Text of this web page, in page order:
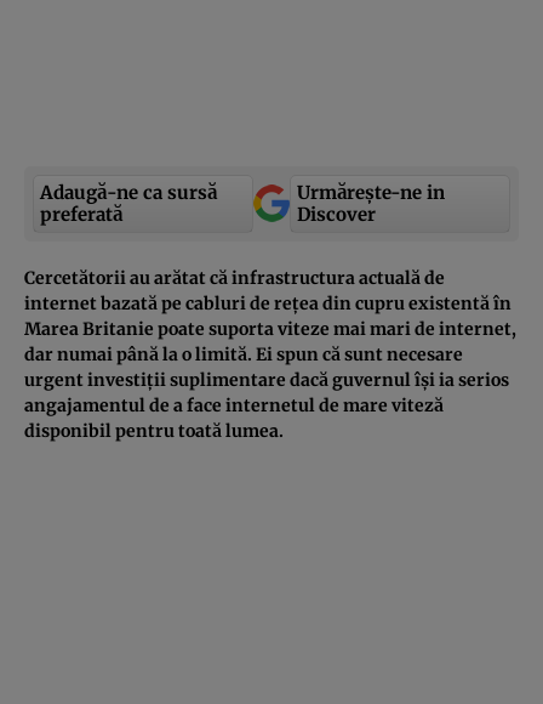
Adaugă-ne ca sursă
preferată
Urmărește-ne in
Discover
Cercetătorii au arătat că infrastructura actuală de
internet bazată pe cabluri de rețea din cupru existentă în
Marea Britanie poate suporta viteze mai mari de internet,
dar numai până la o limită. Ei spun că sunt necesare
urgent investiții suplimentare dacă guvernul își ia serios
angajamentul de a face internetul de mare viteză
disponibil pentru toată lumea.